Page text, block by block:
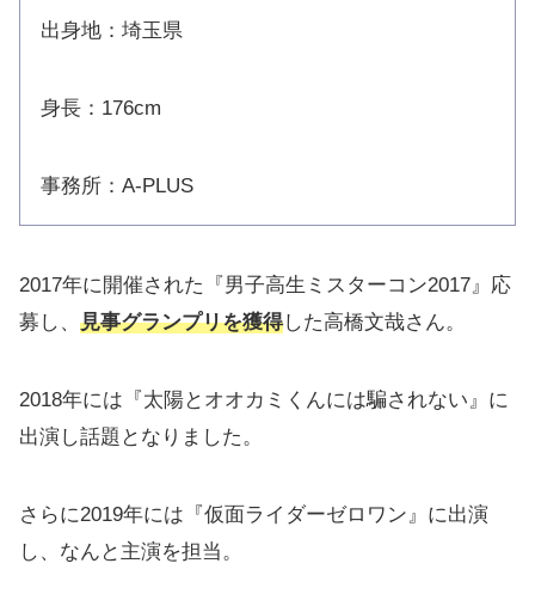
出身地：埼玉県
身長：176cm
事務所：A-PLUS
2017年に開催された『男子高生ミスターコン2017』応
募し、 見事グランプリを獲得した高橋文哉さん。
2018年には『太陽とオオカミくんには騙されない』に
出演し話題となりました。
さらに2019年には『仮面ライダーゼロワン』に出演
し、なんと主演を担当。